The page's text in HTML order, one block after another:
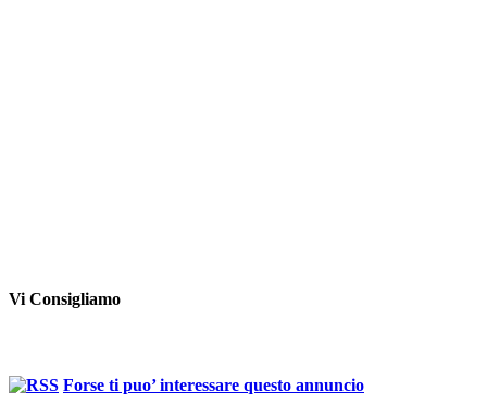
Vi Consigliamo
Forse ti puo’ interessare questo annuncio